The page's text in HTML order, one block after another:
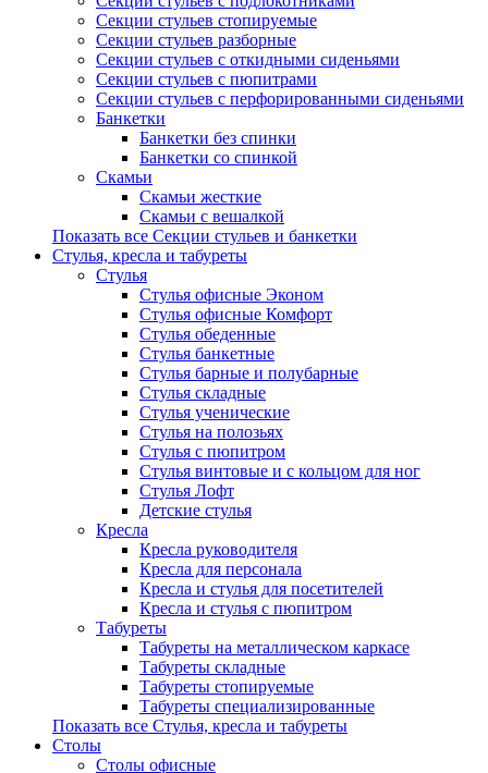
Секции стульев стопируемые
Секции стульев разборные
Секции стульев с откидными сиденьями
Секции стульев с пюпитрами
Секции стульев с перфорированными сиденьями
Банкетки
Банкетки без спинки
Банкетки со спинкой
Скамьи
Скамьи жесткие
Скамьи с вешалкой
Показать все Секции стульев и банкетки
Стулья, кресла и табуреты
Стулья
Стулья офисные Эконом
Стулья офисные Комфорт
Стулья обеденные
Стулья банкетные
Стулья барные и полубарные
Стулья складные
Стулья ученические
Стулья на полозьях
Стулья с пюпитром
Стулья винтовые и с кольцом для ног
Стулья Лофт
Детские стулья
Кресла
Кресла руководителя
Кресла для персонала
Кресла и стулья для посетителей
Кресла и стулья с пюпитром
Табуреты
Табуреты на металлическом каркасе
Табуреты складные
Табуреты стопируемые
Табуреты специализированные
Показать все Стулья, кресла и табуреты
Столы
Столы офисные